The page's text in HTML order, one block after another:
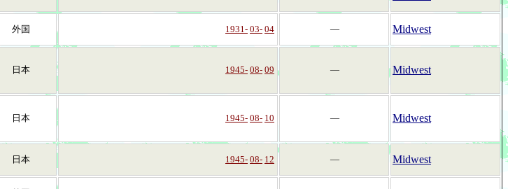
外国 1931- 03- 04 ― Midwest
日本 1945- 08- 09 ― Midwest
日本 1945- 08- 10 ― Midwest
日本 1945- 08- 12 ― Midwest